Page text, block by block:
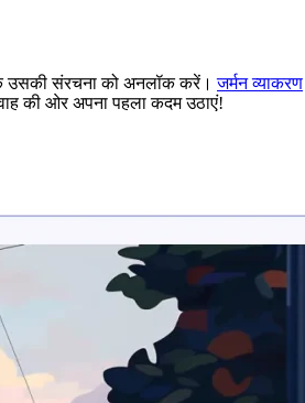
उसकी संरचना को अनलॉक करें।जर्मन व्याकरण
की ओर अपना पहला कदम उठाएं!